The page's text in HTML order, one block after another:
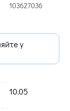
103627036
10.05